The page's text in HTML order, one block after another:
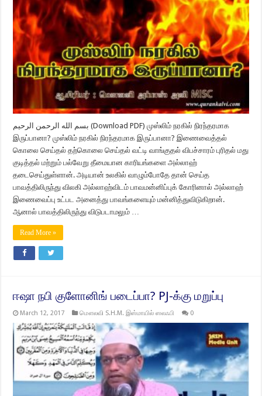
بسم الله الرحمن الرحيم (Download PDF) முஸ்லிம் நரகில் நிரந்தரமாக
இருப்பானா? முஸ்லிம் நரகில் நிரந்தரமாக இருப்பானா? இணைவைத்தல்
கொலை செய்தல் தற்கொலை செய்தல் வட்டி வாங்குதல் விபச்சாரம் புரிதல் மது
குடித்தல் மற்றும் பல்வேறு தீமையான காரியங்களை அல்லாஹ்
தடைசெய்துள்ளான். அடியான் உலகில் வாழும்போதே தான் செய்த
பாவத்திலிருந்து விலகி அல்லாஹ்விடம் பாவமன்னிப்புக் கோரினால் அல்லாஹ்
இணைவைப்பு உட்பட அனைத்து பாவங்களையும் மன்னித்துவிடுகிறான்.
ஆனால் பாவத்திலிருந்து விடுபடாமலும் …
Read More »
ஈஷா நபி குளோனிங் படைப்பா? PJ-க்கு மறுப்பு
March 12, 2017 மௌலவி S.H.M. இஸ்மாயில் ஸலஃபி 0